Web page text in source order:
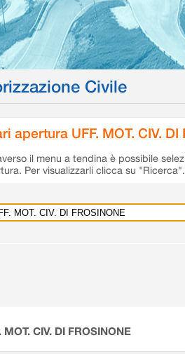
Civile
apertura UFF. MOT. CIV. DI
il menu a tendina è possibile
Per visualizzarli clicca su "Ricerca".
MOT. CIV. DI FROSINONE